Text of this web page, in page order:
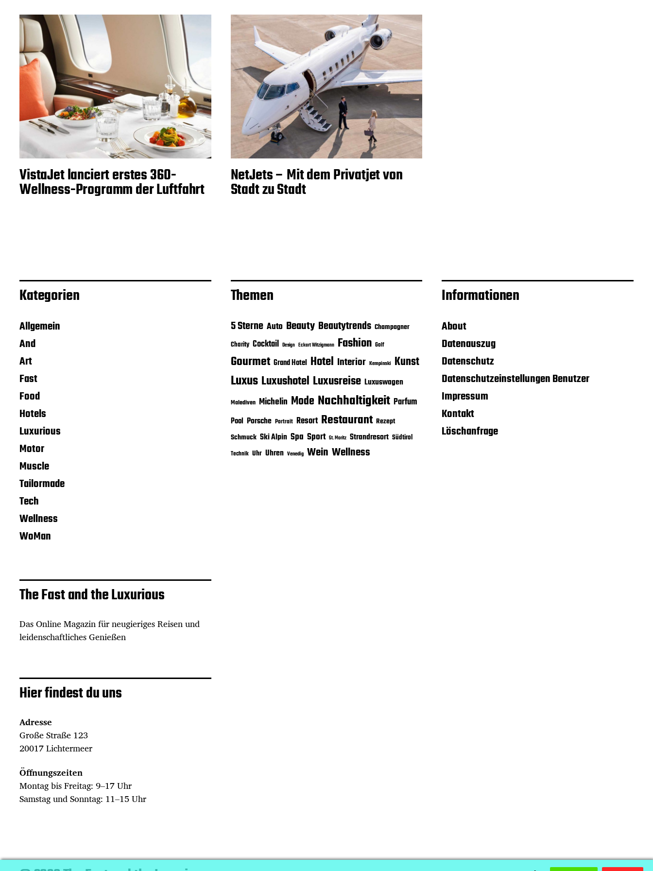
VistaJet lanciert erstes 360-
Wellness-Programm der Luftfahrt
NetJets – Mit dem Privatjet von
Stadt zu Stadt
Kategorien
Allgemein
And
Art
Fast
Food
Hotels
Luxurious
Motor
Muscle
Tailormade
Tech
Wellness
WoMan
The Fast and the Luxurious
Das Online Magazin für neugieriges Reisen und
leidenschaftliches Genießen
Hier findest du uns
Adresse
Große Straße 123
20017 Lichtermeer
Öffnungszeiten
Montag bis Freitag: 9–17 Uhr
Samstag und Sonntag: 11–15 Uhr
Themen
5 Sterne Auto Beauty Beautytrends Champagner
Charity Cocktail Design Eckart Witzigmann Fashion Golf
Gourmet Grand Hotel Hotel Interior Kempinski Kunst
Luxus Luxushotel Luxusreise Luxuswagen
Malediven Michelin Mode Nachhaltigkeit Parfum
Pool Porsche Portrait Resort Restaurant Rezept
Schmuck Ski Alpin Spa Sport St. Moritz Strandresort Südtirol
Technik Uhr Uhren Venedig Wein Wellness
Informationen
About
Datenauszug
Datenschutz
Datenschutzeinstellungen Benutzer
Impressum
Kontakt
Löschanfrage